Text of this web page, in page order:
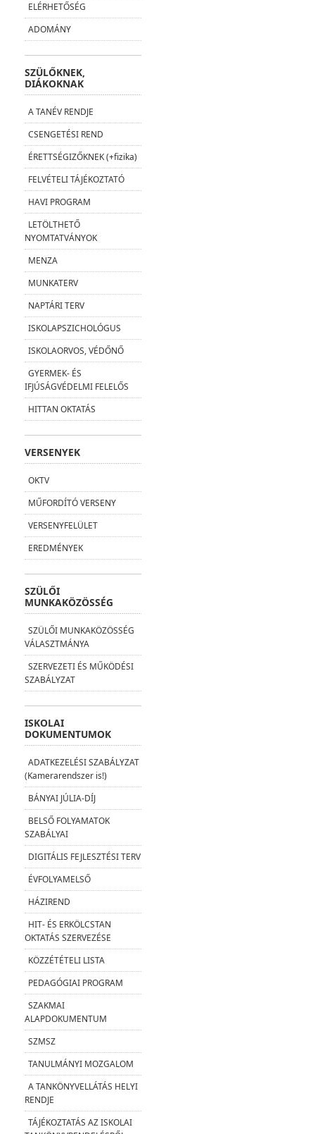
ELÉRHETŐSÉG
ADOMÁNY
SZÜLŐKNEK,
DIÁKOKNAK
A TANÉV RENDJE
CSENGETÉSI REND
ÉRETTSÉGIZŐKNEK (+fizika)
FELVÉTELI TÁJÉKOZTATÓ
HAVI PROGRAM
LETÖLTHETŐ
NYOMTATVÁNYOK
MENZA
MUNKATERV
NAPTÁRI TERV
ISKOLAPSZICHOLÓGUS
ISKOLAORVOS, VÉDŐNŐ
GYERMEK- ÉS
IFJÚSÁGVÉDELMI FELELŐS
HITTAN OKTATÁS
VERSENYEK
OKTV
MŰFORDÍTÓ VERSENY
VERSENYFELÜLET
EREDMÉNYEK
SZÜLŐI
MUNKAKÖZÖSSÉG
SZÜLŐI MUNKAKÖZÖSSÉG
VÁLASZTMÁNYA
SZERVEZETI ÉS MŰKÖDÉSI
SZABÁLYZAT
ISKOLAI
DOKUMENTUMOK
ADATKEZELÉSI SZABÁLYZAT
(Kamerarendszer is!)
BÁNYAI JÚLIA-DÍJ
BELSŐ FOLYAMATOK
SZABÁLYAI
DIGITÁLIS FEJLESZTÉSI TERV
ÉVFOLYAMELSŐ
HÁZIREND
HIT- ÉS ERKÖLCSTAN
OKTATÁS SZERVEZÉSE
KÖZZÉTÉTELI LISTA
PEDAGÓGIAI PROGRAM
SZAKMAI
ALAPDOKUMENTUM
SZMSZ
TANULMÁNYI MOZGALOM
A TANKÖNYVELLÁTÁS HELYI
RENDJE
TÁJÉKOZTATÁS AZ ISKOLAI